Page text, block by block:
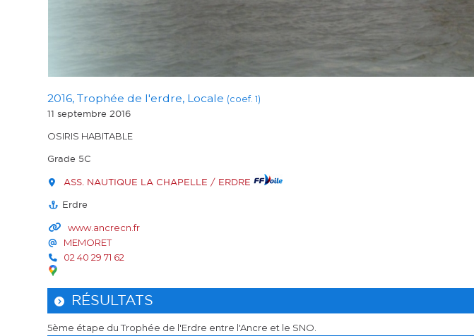
2016, Trophée de l'erdre, Locale (coef. 1)
11 septembre 2016
OSIRIS HABITABLE
Grade 5C
ASS. NAUTIQUE LA CHAPELLE / ERDRE
Erdre
www.ancrecn.fr
MEMORET
02 40 29 71 62
RÉSULTATS
5ème étape du Trophée de l'Erdre entre l'Ancre et le SNO.